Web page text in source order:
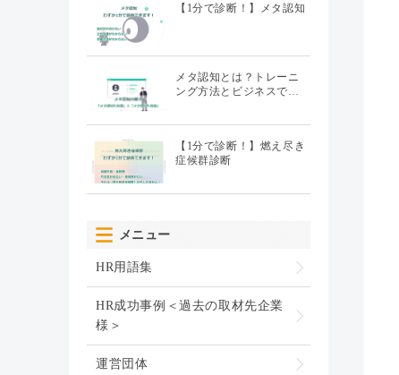
【1分で診断！】メタ認知
メタ認知とは？トレーニ
ング方法とビジネスで…
【1分で診断！】燃え尽き
症候群診断
メニュー
HR用語集
HR成功事例＜過去の取材先企業
様＞
運営団体